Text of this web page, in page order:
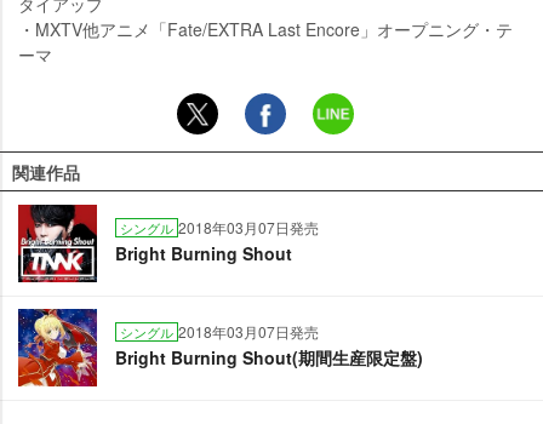
・MXTV他アニメ「Fate/EXTRA Last Encore」オープニング・テ
ーマ
関連作品
シングル 2018年03月07日発売
Bright Burning Shout
シングル 2018年03月07日発売
Bright Burning Shout(期間生産限定盤)